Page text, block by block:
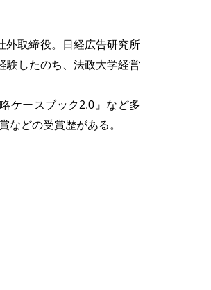
外取締役。日経広告研究所
験したのち、法政大学経営
ケースブック2.0』など多
などの受賞歴がある。